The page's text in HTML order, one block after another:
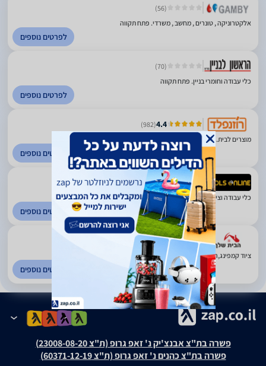
(56)
אלקטרוניקה , טונרים , מחשב , משרדי. פתח תקווה
לפרטים נוספים
(70)
כלי עבודה וחומרי בניין. פתח תקווה
לפרטים נוספים
4.4
(982)
מוצרים לבית. פתח תקווה
לפרטים נוספים
1.67
(16)
כלי עבודה וציוד לתעשיה. פתח תקווה
לפרטים נוספים
4.57
(1123)
ציוד קמפינג,הדברה,כלי מטבח,טמבוריה. פתח תקווה
לפרטים נוספים
פשרה בת"צ אבנצ'יק נ' זאפ גרופ (ת"צ 23008-08-20)
פשרה בת"צ כהנים נ' זאפ גרופ (ת"צ 60371-12-19)